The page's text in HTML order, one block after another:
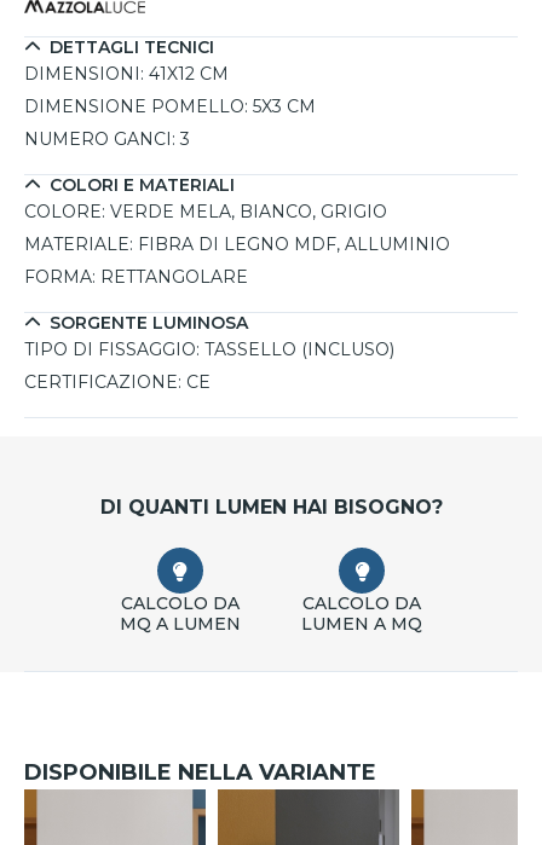
accessori nell’ingresso di casa o in ufficio. Disponibile in
otto diverse finiture di colore e in due dimensioni (55x12
cm o 41x12 cm), questo appendiabiti è parte di una
collezione più ampia che include altri complementi
personalizzabile. L'installazione è semplice grazie ai tasselli
e alle istruzioni incluse, rendendolo una soluzione pratica e
decorativa per ogni ambiente.
DETTAGLI TECNICI
DIMENSIONI: 41X12 CM
DIMENSIONE POMELLO: 5X3 CM
NUMERO GANCI: 3
COLORI E MATERIALI
COLORE: VERDE MELA, BIANCO, GRIGIO
MATERIALE: FIBRA DI LEGNO MDF, ALLUMINIO
FORMA: RETTANGOLARE
SORGENTE LUMINOSA
TIPO DI FISSAGGIO: TASSELLO (INCLUSO)
CERTIFICAZIONE: CE
DI QUANTI LUMEN HAI BISOGNO?
CALCOLO DA
MQ A LUMEN
CALCOLO DA
LUMEN A MQ
DISPONIBILE NELLA VARIANTE